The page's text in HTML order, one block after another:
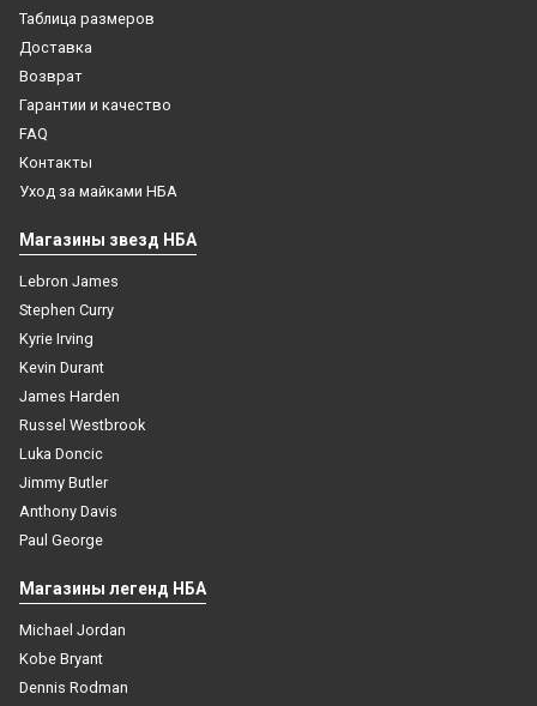
Таблица размеров
Доставка
Возврат
Гарантии и качество
FAQ
Контакты
Уход за майками НБА
Магазины звезд НБА
Lebron James
Stephen Curry
Kyrie Irving
Kevin Durant
James Harden
Russel Westbrook
Luka Doncic
Jimmy Butler
Anthony Davis
Paul George
Магазины легенд НБА
Michael Jordan
Kobe Bryant
Dennis Rodman